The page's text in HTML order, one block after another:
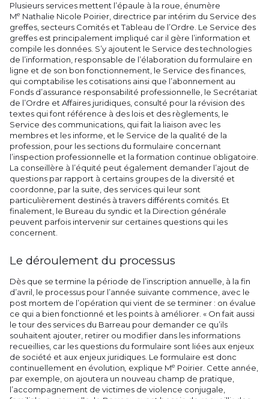
Plusieurs services mettent l’épaule à la roue, énumère
Me Nathalie Nicole Poirier, directrice par intérim du Service des
greffes, secteurs Comités et Tableau de l’Ordre. Le Service des
greffes est principalement impliqué car il gère l’information et
compile les données. S’y ajoutent le Service des technologies
de l’information, responsable de l’élaboration du formulaire en
ligne et de son bon fonctionnement, le Service des finances,
qui comptabilise les cotisations ainsi que l’abonnement au
Fonds d’assurance responsabilité professionnelle, le Secrétariat
de l’Ordre et Affaires juridiques, consulté pour la révision des
textes qui font référence à des lois et des règlements, le
Service des communications, qui fait la liaison avec les
membres et les informe, et le Service de la qualité de la
profession, pour les sections du formulaire concernant
l’inspection professionnelle et la formation continue obligatoire.
La conseillère à l’équité peut également demander l’ajout de
questions par rapport à certains groupes de la diversité et
coordonne, par la suite, des services qui leur sont
particulièrement destinés à travers différents comités. Et
finalement, le Bureau du syndic et la Direction générale
peuvent parfois intervenir sur certaines questions qui les
concernent.
Le déroulement du processus
Dès que se termine la période de l’inscription annuelle, à la fin
d’avril, le processus pour l’année suivante commence, avec le
post mortem de l’opération qui vient de se terminer : on évalue
ce qui a bien fonctionné et les points à améliorer. « On fait aussi
le tour des services du Barreau pour demander ce qu’ils
souhaitent ajouter, retirer ou modifier dans les informations
recueillies, car les questions du formulaire sont liées aux enjeux
de société et aux enjeux juridiques. Le formulaire est donc
continuellement en évolution, explique Me Poirier. Cette année,
par exemple, on ajoutera un nouveau champ de pratique,
l’accompagnement de victimes de violence conjugale,